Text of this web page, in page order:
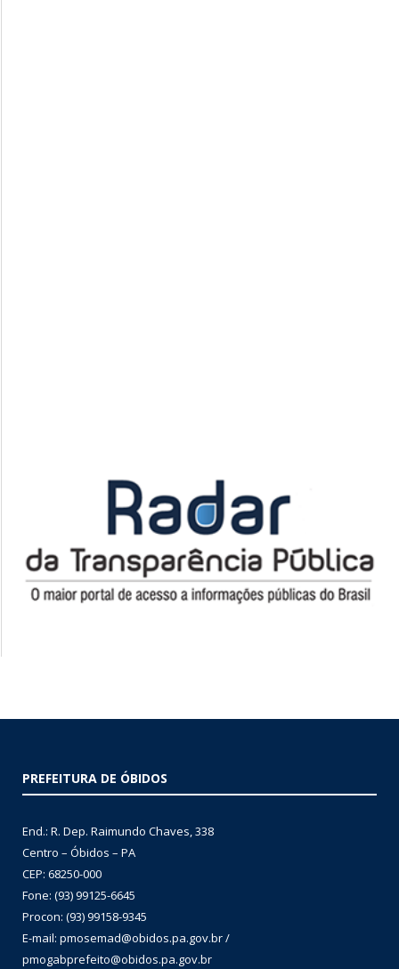
PREFEITURA DE ÓBIDOS
End.: R. Dep. Raimundo Chaves, 338
Centro – Óbidos – PA
CEP: 68250-000
Fone: (93) 99125-6645
Procon: (93) 99158-9345
E-mail: pmosemad@obidos.pa.gov.br /
pmogabprefeito@obidos.pa.gov.br